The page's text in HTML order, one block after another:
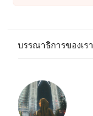
บรรณาธิการของเรา